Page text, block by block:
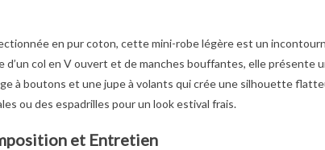
en pur coton, cette mini-robe légère est un
d’un col en V ouvert et de manches bouffantes, elle présente
à boutons et une jupe à volants qui crée une silhouette
ou des espadrilles pour un look estival frais.
et Entretien